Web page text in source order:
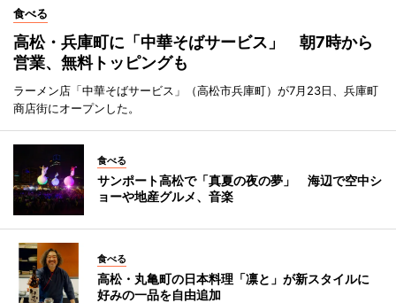
食べる
高松・兵庫町に「中華そばサービス」 朝7時から
営業、無料トッピングも
ラーメン店「中華そばサービス」（高松市兵庫町）が7月23日、兵庫町
商店街にオープンした。
食べる
サンポート高松で「真夏の夜の夢」 海辺で空中シ
ョーや地産グルメ、音楽
食べる
高松・丸亀町の日本料理「凛と」が新スタイルに
好みの一品を自由追加